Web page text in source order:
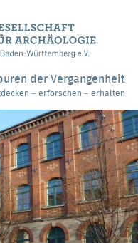
der Vergangenheit
– erforschen – erhalten